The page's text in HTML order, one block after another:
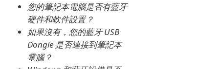
您的筆記本電腦是否有藍牙
硬件和軟件設置？
如果沒有，您的藍牙 USB
Dongle 是否連接到筆記本
電腦？